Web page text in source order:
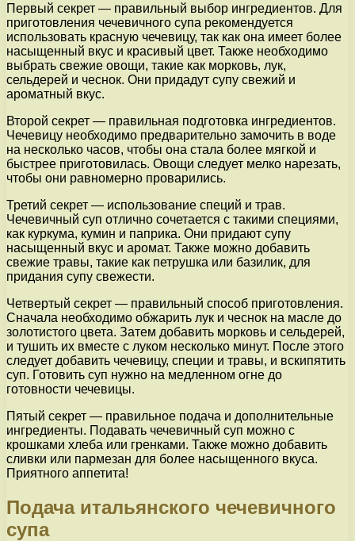
Первый секрет — правильный выбор ингредиентов. Для
приготовления чечевичного супа рекомендуется
использовать красную чечевицу, так как она имеет более
насыщенный вкус и красивый цвет. Также необходимо
выбрать свежие овощи, такие как морковь, лук,
сельдерей и чеснок. Они придадут супу свежий и
ароматный вкус.
Второй секрет — правильная подготовка ингредиентов.
Чечевицу необходимо предварительно замочить в воде
на несколько часов, чтобы она стала более мягкой и
быстрее приготовилась. Овощи следует мелко нарезать,
чтобы они равномерно проварились.
Третий секрет — использование специй и трав.
Чечевичный суп отлично сочетается с такими специями,
как куркума, кумин и паприка. Они придают супу
насыщенный вкус и аромат. Также можно добавить
свежие травы, такие как петрушка или базилик, для
придания супу свежести.
Четвертый секрет — правильный способ приготовления.
Сначала необходимо обжарить лук и чеснок на масле до
золотистого цвета. Затем добавить морковь и сельдерей,
и тушить их вместе с луком несколько минут. После этого
следует добавить чечевицу, специи и травы, и вскипятить
суп. Готовить суп нужно на медленном огне до
готовности чечевицы.
Пятый секрет — правильное подача и дополнительные
ингредиенты. Подавать чечевичный суп можно с
крошками хлеба или гренками. Также можно добавить
сливки или пармезан для более насыщенного вкуса.
Приятного аппетита!
Подача итальянского чечевичного
супа